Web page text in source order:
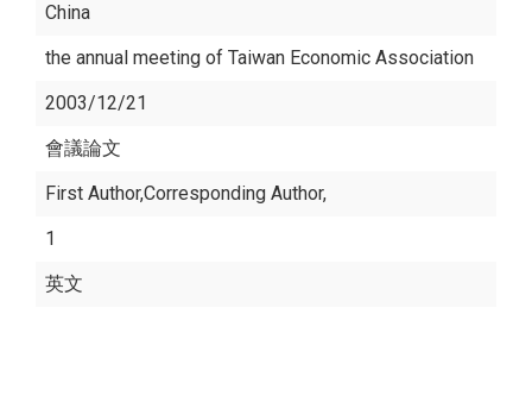
China
the annual meeting of Taiwan Economic Association
2003/12/21
會議論文
First Author,Corresponding Author,
1
英文